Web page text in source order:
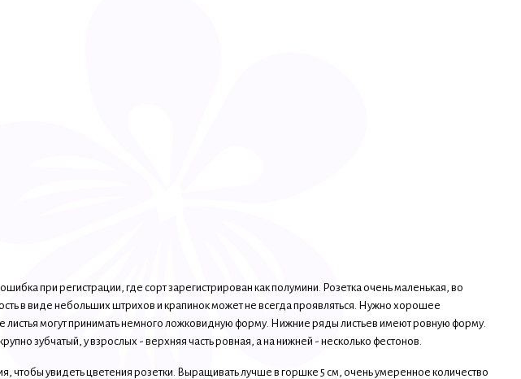
при регистрации, где сорт зарегистрирован как полумини. Розетка очень маленькая, во
в виде небольших штрихов и крапинок может не всегда проявляться. Нужно хорошее
могут принимать немного ложковидную форму. Нижние ряды листьев имеют ровную форму.
зубчатый, у взрослых - верхняя часть ровная, а на нижней - несколько фестонов.
чтобы увидеть цветения розетки. Выращивать лучше в горшке 5 см, очень умеренное количество